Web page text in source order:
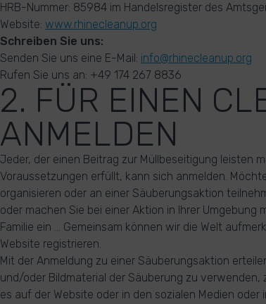
HRB-Nummer: 85984 im Handelsregister des
Website: www.rhinecleanup.org
Schreiben Sie uns:
Senden Sie uns eine E-Mail: info@rhinecleanup.org
Rufen Sie uns an: +49 174 267 8836
2. FÜR EINEN
ANMELDEN
Jeder, der einen Beitrag zur Müllbeseitigung leisten
Voraussetzungen erfüllt, kann sich anmelden.
organisieren oder an einer Säuberungsaktion
oder machen Sie bei einer Aktion in Ihrer Umgebung
Familie ein ... Gemeinsam können wir die Welt
Website registrieren.
Mit der Anmeldung zu einer Säuberungsaktion
und/oder Bildmaterial der Säuberung zu
es auf der Website oder in den sozialen Medien oder